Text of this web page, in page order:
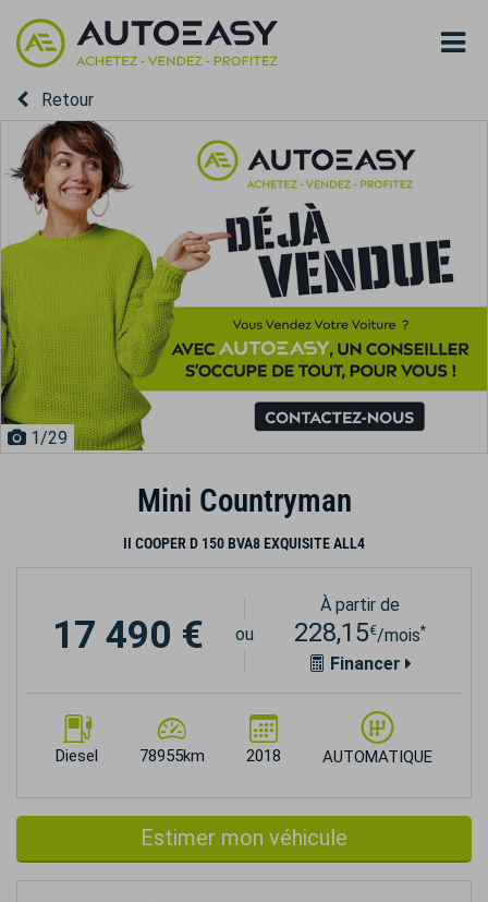
Retour
1/29
Mini Countryman
II COOPER D 150 BVA8 EXQUISITE ALL4
Diesel 78955km 2018 AUTOMATIQUE
17 490 € ou
À partir de
228,15€/mois*
Financer
Estimer mon véhicule